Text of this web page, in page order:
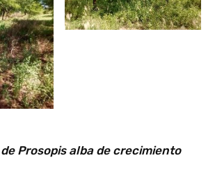
Prosopis alba de crecimiento